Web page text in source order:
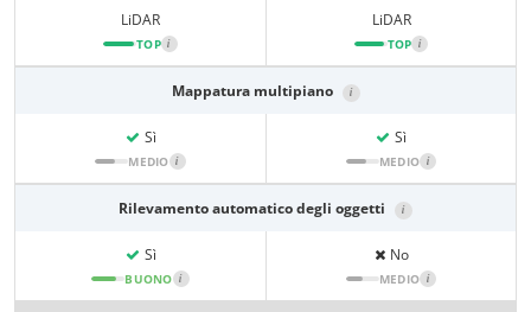
LiDAR
TOP i
LiDAR
TOP i
Mappatura multipiano i
Sì
MEDIO i
Sì
MEDIO i
Rilevamento automatico degli oggetti i
Sì
BUONO i
No
MEDIO i